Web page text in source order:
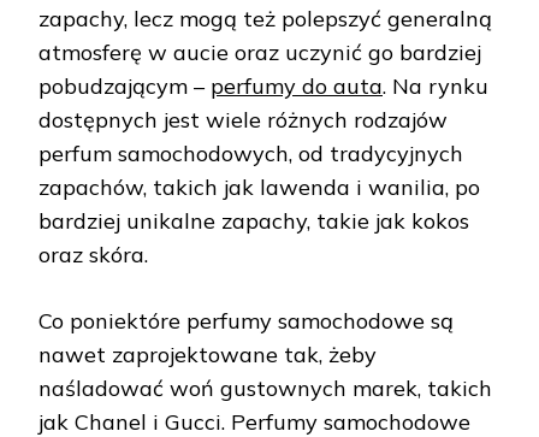
zapachy, lecz mogą też polepszyć generalną
atmosferę w aucie oraz uczynić go bardziej
pobudzającym – perfumy do auta. Na rynku
dostępnych jest wiele różnych rodzajów
perfum samochodowych, od tradycyjnych
zapachów, takich jak lawenda i wanilia, po
bardziej unikalne zapachy, takie jak kokos
oraz skóra.
Co poniektóre perfumy samochodowe są
nawet zaprojektowane tak, żeby
naśladować woń gustownych marek, takich
jak Chanel i Gucci. Perfumy samochodowe